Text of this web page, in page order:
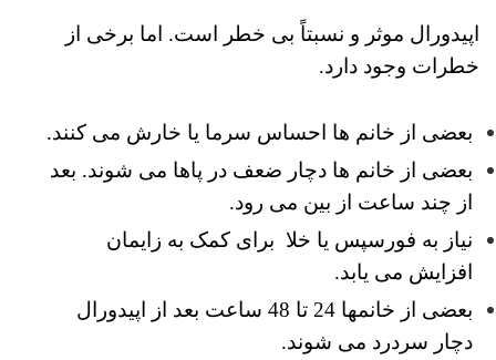
اپیدورال موثر و نسبتاً بی خطر است. اما برخی از
خطرات وجود دارد.
بعضی از خانم ها احساس سرما یا خارش می کنند.
بعضی از خانم ها دچار ضعف در پاها می شوند. بعد
از چند ساعت از بین می رود.
نیاز به فورسپس یا خلا برای کمک به زایمان
افزایش می یابد.
بعضی از خانمها 24 تا 48 ساعت بعد از اپیدورال
دچار سردرد می شوند.